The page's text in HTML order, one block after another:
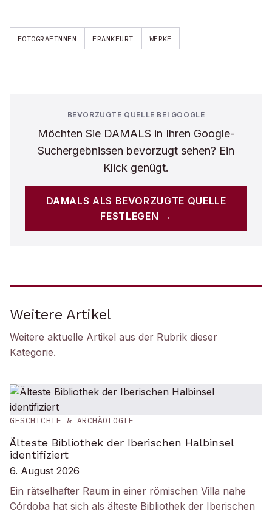
FOTOGRAFINNEN FRANKFURT WERKE
BEVORZUGTE QUELLE BEI GOOGLE
Möchten Sie DAMALS in Ihren Google-
Suchergebnissen bevorzugt sehen? Ein
Klick genügt.
DAMALS ALS BEVORZUGTE QUELLE
FESTLEGEN →
Weitere Artikel
Weitere aktuelle Artikel aus der Rubrik dieser
Kategorie.
GESCHICHTE & ARCHÄOLOGIE
Älteste Bibliothek der Iberischen Halbinsel
identifiziert
6. August 2026
Ein rätselhafter Raum in einer römischen Villa nahe
Córdoba hat sich als älteste Bibliothek der Iberischen